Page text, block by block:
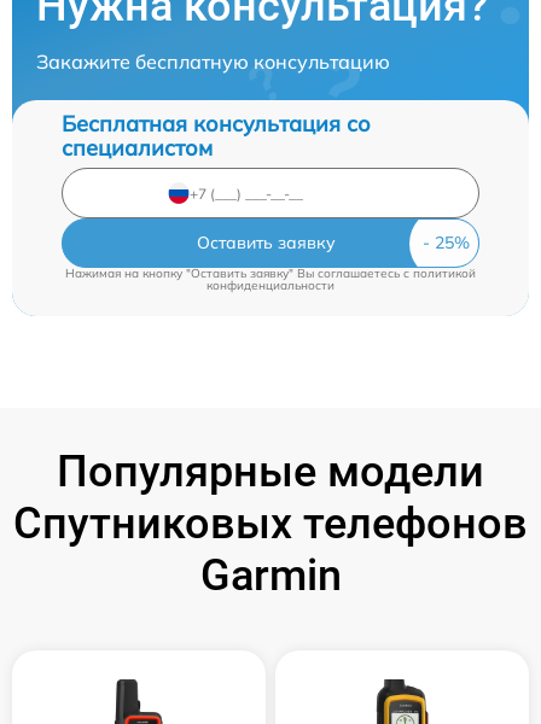
Закажите бесплатную консультацию
Бесплатная консультация со
специалистом
Оставить заявку
Нажимая на кнопку "Оставить заявку" Вы соглашаетесь cполитикой
конфиденциальности
Популярные модели
Спутниковых телефонов
Garmin